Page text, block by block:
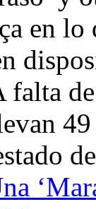
en lo
falta